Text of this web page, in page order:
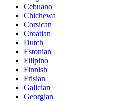
Cebuano
Chichewa
Corsican
Croatian
Dutch
Estonian
Filipino
Finnish
Frisian
Galician
Georgian